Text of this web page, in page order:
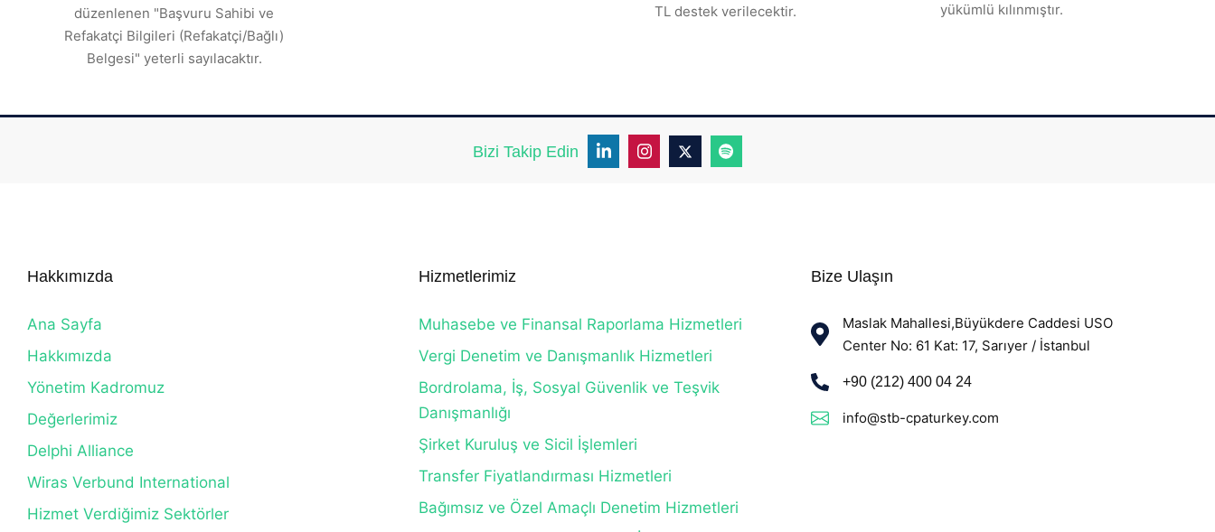
düzenlenen "Başvuru Sahibi ve
Refakatçi Bilgileri (Refakatçi/Bağlı)
Belgesi" yeterli sayılacaktır.
TL destek verilecektir.
yükümlü kılınmıştır.
Bizi Takip Edin
Hakkımızda
Ana Sayfa
Hakkımızda
Yönetim Kadromuz
Değerlerimiz
Delphi Alliance
Wiras Verbund International
Hizmet Verdiğimiz Sektörler
Hizmetlerimiz
Muhasebe ve Finansal Raporlama Hizmetleri
Vergi Denetim ve Danışmanlık Hizmetleri
Bordrolama, İş, Sosyal Güvenlik ve Teşvik
Danışmanlığı
Şirket Kuruluş ve Sicil İşlemleri
Transfer Fiyatlandırması Hizmetleri
Bağımsız ve Özel Amaçlı Denetim Hizmetleri
Bize Ulaşın
Maslak Mahallesi,Büyükdere Caddesi USO
Center No: 61 Kat: 17, Sarıyer / İstanbul
+90 (212) 400 04 24
info@stb-cpaturkey.com